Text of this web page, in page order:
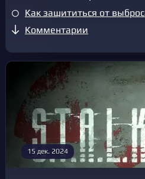
Как защититься от
Комментарии
15 дек. 2024